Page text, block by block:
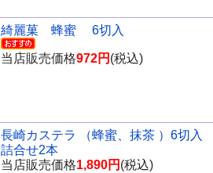
綺麗菓 蜂蜜 6切入
当店販売価格972円 (税込)
長崎カステラ （蜂蜜、抹茶 ）6切入
詰合せ2本
当店販売価格1,890円 (税込)